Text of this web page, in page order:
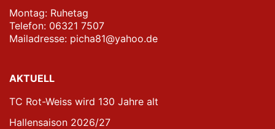
Montag: Ruhetag
Telefon: 06321 7507
Mailadresse: picha81@yahoo.de
AKTUELL
TC Rot-Weiss wird 130 Jahre alt
Hallensaison 2026/27